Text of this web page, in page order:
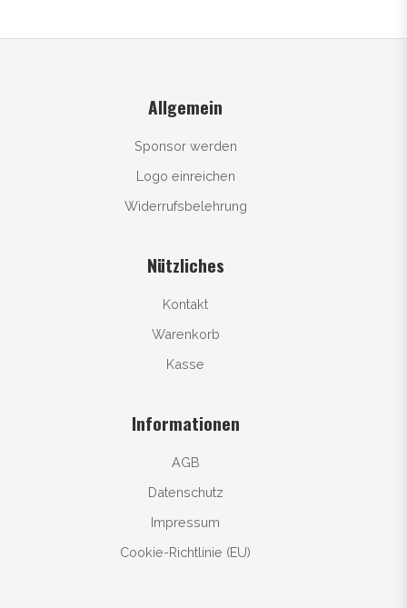
Allgemein
Sponsor werden
Logo einreichen
Widerrufsbelehrung
Nützliches
Kontakt
Warenkorb
Kasse
Informationen
AGB
Datenschutz
Impressum
Cookie-Richtlinie (EU)